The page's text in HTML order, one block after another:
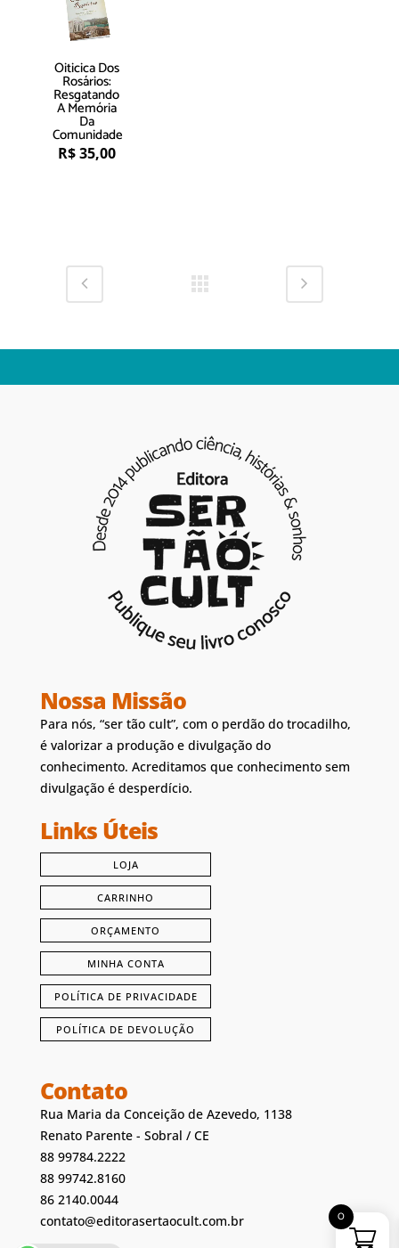
Oiticica Dos
Rosários:
Resgatando
A Memória
Da
Comunidade
R$35,00
Nossa Missão
Para nós, “ser tão cult”, com o perdão do trocadilho,
é valorizar a produção e divulgação do
conhecimento. Acreditamos que conhecimento sem
divulgação é desperdício.
Links Úteis
LOJA
CARRINHO
ORÇAMENTO
MINHA CONTA
POLÍTICA DE PRIVACIDADE
POLÍTICA DE DEVOLUÇÃO
Contato
Rua Maria da Conceição de Azevedo, 1138
Renato Parente - Sobral / CE
88 99784.2222
88 99742.8160
86 2140.0044
contato@editorasertaocult.com.br
0